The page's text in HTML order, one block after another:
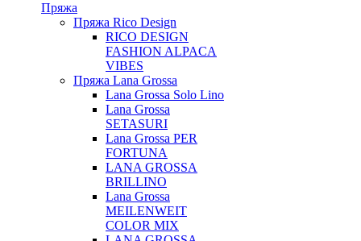
Пряжа
Пряжа Rico Design
RICO DESIGN
FASHION ALPACA
VIBES
Пряжа Lana Grossa
Lana Grossa Solo Lino
Lana Grossa
SETASURI
Lana Grossa PER
FORTUNA
LANA GROSSA
BRILLINO
Lana Grossa
MEILENWEIT
COLOR MIX